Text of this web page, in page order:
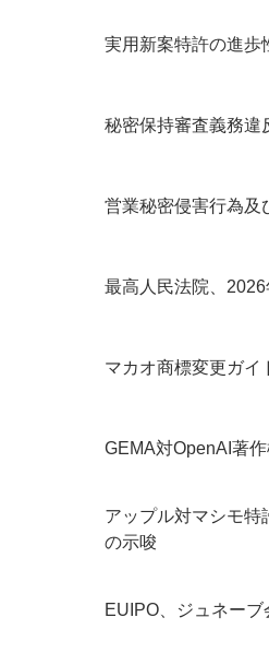
実用新案特許の進歩
秘密保持審査義務違
営業秘密侵害行為及
最高人民法院、
マカオ商標変更ガイ
GEMA対OpenAI著
アップル対マシモ特
の示唆
EUIPO、ジュネー